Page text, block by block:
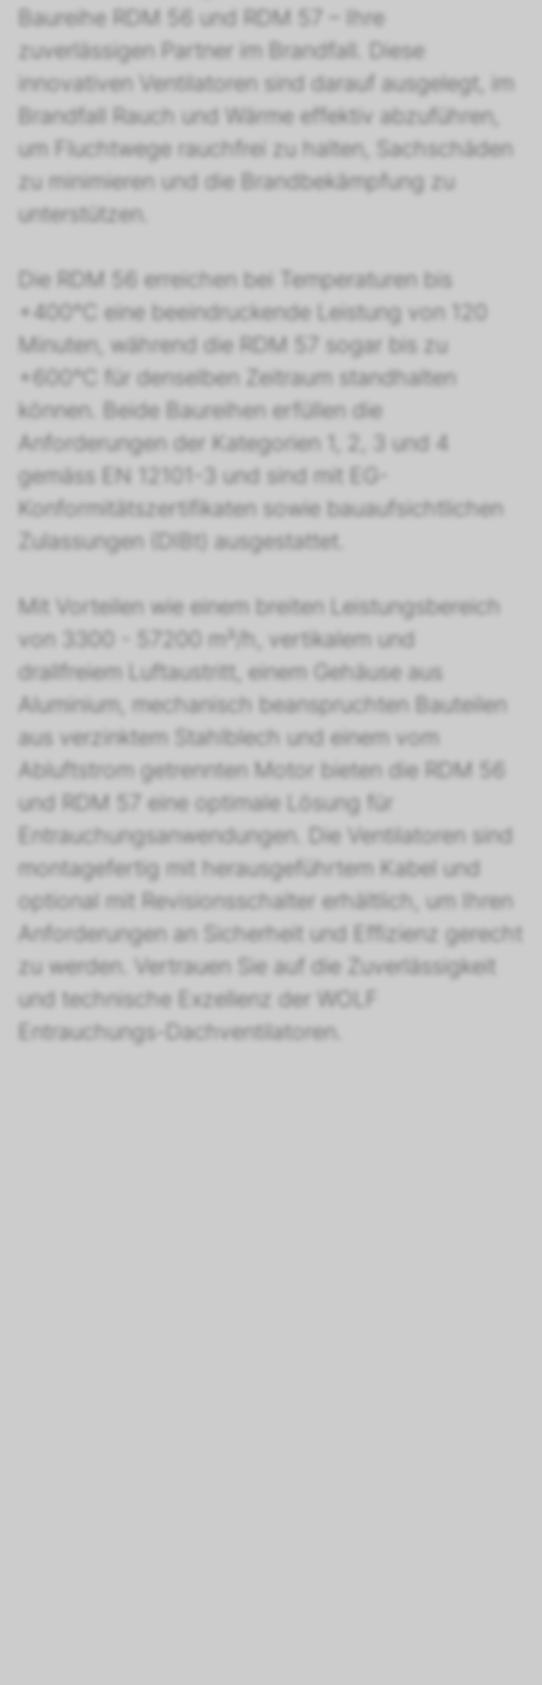
Baureihe RDM 56 und RDM 57 – Ihre
zuverlässigen Partner im Brandfall. Diese
innovativen Ventilatoren sind darauf ausgelegt, im
Brandfall Rauch und Wärme effektiv abzuführen,
um Fluchtwege rauchfrei zu halten, Sachschäden
zu minimieren und die Brandbekämpfung zu
unterstützen.
Die RDM 56 erreichen bei Temperaturen bis
+400°C eine beeindruckende Leistung von 120
Minuten, während die RDM 57 sogar bis zu
+600°C für denselben Zeitraum standhalten
können. Beide Baureihen erfüllen die
Anforderungen der Kategorien 1, 2, 3 und 4
gemäss EN 12101-3 und sind mit EG-
Konformitätszertifikaten sowie bauaufsichtlichen
Zulassungen (DIBt) ausgestattet.
Mit Vorteilen wie einem breiten Leistungsbereich
von 3300 - 57200 m³/h, vertikalem und
drallfreiem Luftaustritt, einem Gehäuse aus
Aluminium, mechanisch beanspruchten Bauteilen
aus verzinktem Stahlblech und einem vom
Abluftstrom getrennten Motor bieten die RDM 56
und RDM 57 eine optimale Lösung für
Entrauchungsanwendungen. Die Ventilatoren sind
montagefertig mit herausgeführtem Kabel und
optional mit Revisionsschalter erhältlich, um Ihren
Anforderungen an Sicherheit und Effizienz gerecht
zu werden. Vertrauen Sie auf die Zuverlässigkeit
und technische Exzellenz der WOLF
Entrauchungs-Dachventilatoren.